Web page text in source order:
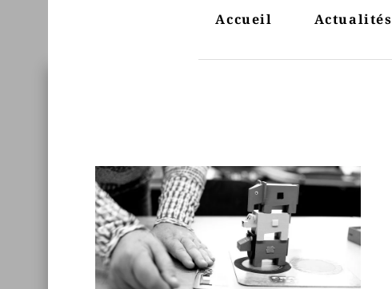
Accueil Actualités